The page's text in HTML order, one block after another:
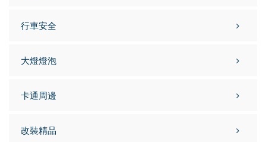
行車安全
大燈燈泡
卡通周邊
改裝精品